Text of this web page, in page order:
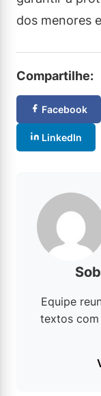
dos menores
Compartilhe:
Facebook
LinkedIn
Equipe
textos com